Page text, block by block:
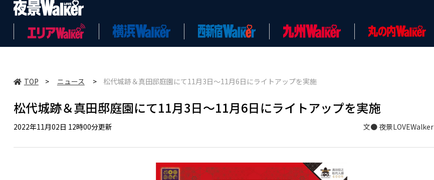
TOP > ニュース > 松代城跡＆真田邸庭園にて11月3日～11月6日にライトアップを実施
松代城跡＆真田邸庭園にて11月3日～11月6日にライトアップを実施
2022年11月02日 12時00分更新 文● 夜景LOVEWalker